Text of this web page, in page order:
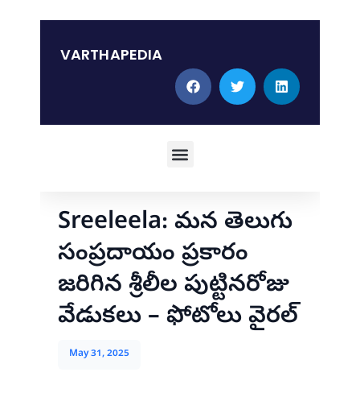
content
VARTHAPEDIA
Menu
Sreeleela: మన తెలుగు
సంప్రదాయం ప్రకారం
జరిగిన శ్రీలీల పుట్టినరోజు
వేడుకలు – ఫోటోలు వైరల్
May 31, 2025